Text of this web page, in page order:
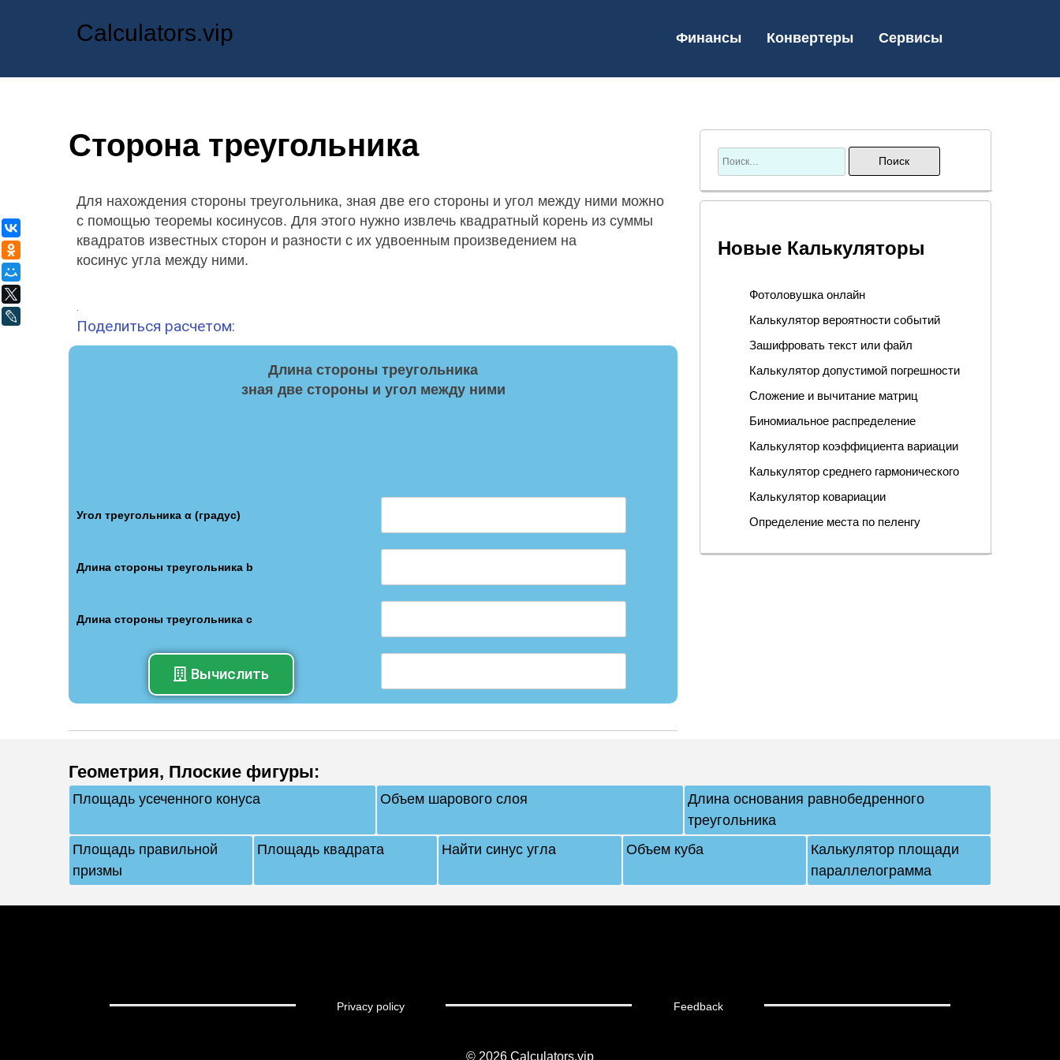
Calculators.vip Финансы Конвертеры Сервисы
Сторона треугольника
Для нахождения стороны треугольника, зная две его стороны и угол между ними можно
с помощью теоремы косинусов. Для этого нужно извлечь квадратный корень из суммы
квадратов известных сторон и разности с их удвоенным произведением на
косинус угла между ними.
Поделиться расчетом:
Длина стороны треугольника
зная две стороны и угол между ними
Угол треугольника α (градус)
Длина стороны треугольника b
Длина стороны треугольника c
Вычислить
Новые Калькуляторы
Фотоловушка онлайн
Калькулятор вероятности событий
Зашифровать текст или файл
Калькулятор допустимой погрешности
Сложение и вычитание матриц
Биномиальное распределение
Калькулятор коэффициента вариации
Калькулятор среднего гармонического
Калькулятор ковариации
Определение места по пеленгу
Геометрия, Плоские фигуры:
Площадь усеченного конуса Объем шарового слоя
Длина основания равнобедренного
треугольника
Площадь правильной
призмы
Площадь квадрата Найти синус угла Объем куба
Калькулятор площади
параллелограмма
Privacy policy Feedback
© 2026 Calculators.vip
ВКонтакте
Одноклассники